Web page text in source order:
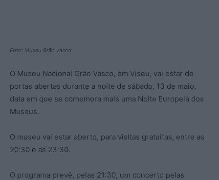
Foto: Museu Grão vasco
O Museu Nacional Grão Vasco, em Viseu, vai estar de
portas abertas durante a noite de sábado, 13 de maio,
data em que se comemora mais uma Noite Europeia dos
Museus.
O museu vai estar aberto, para visitas gratuitas, entre as
20:30 e as 23:30.
O programa prevê, pelas 21:30, um concerto pelas